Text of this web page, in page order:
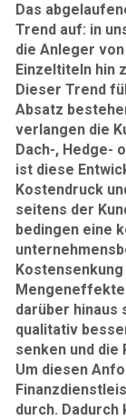
Das
Trend auf: in
die Anleger
Einzeltiteln hin
Dieser Trend
Absatz
verlangen die
Dach-, Hedge-
ist diese
Kostendruck
seitens der
bedingen eine
Mengeneffekte
darüber hinaus
qualitativ
senken und
Um diesen
durch.